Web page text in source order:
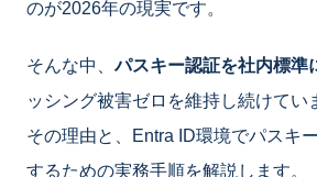
のが2026年の現実です。
そんな中、パスキー認証を社内標準
ッシング被害ゼロを維持し続けてい
その理由と、Entra ID環境でパスキ
するための実務手順を解説します。